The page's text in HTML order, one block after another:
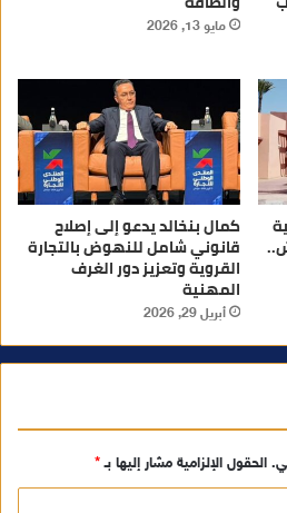
مايو 13, 2026
كمال بنخالد يدعو إلى إصلاح
قانوني شامل للنهوض بالتجارة
القروية وتعزيز دور الغرف
المهنية
أبريل 29, 2026
الحقول الإلزامية مشار إليها بـ*